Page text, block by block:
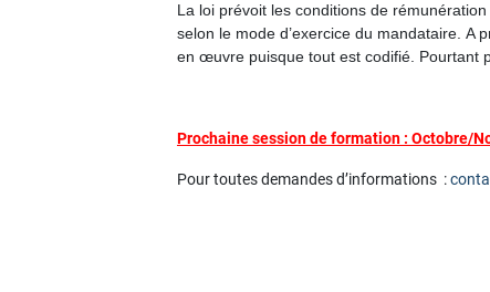
La loi prévoit les conditions de rémunération
selon le mode d’exercice du mandataire. A
en œuvre puisque tout est codifié. Pourtant
Prochaine session de formation : Octobre/
Pour toutes demandes d’informations :